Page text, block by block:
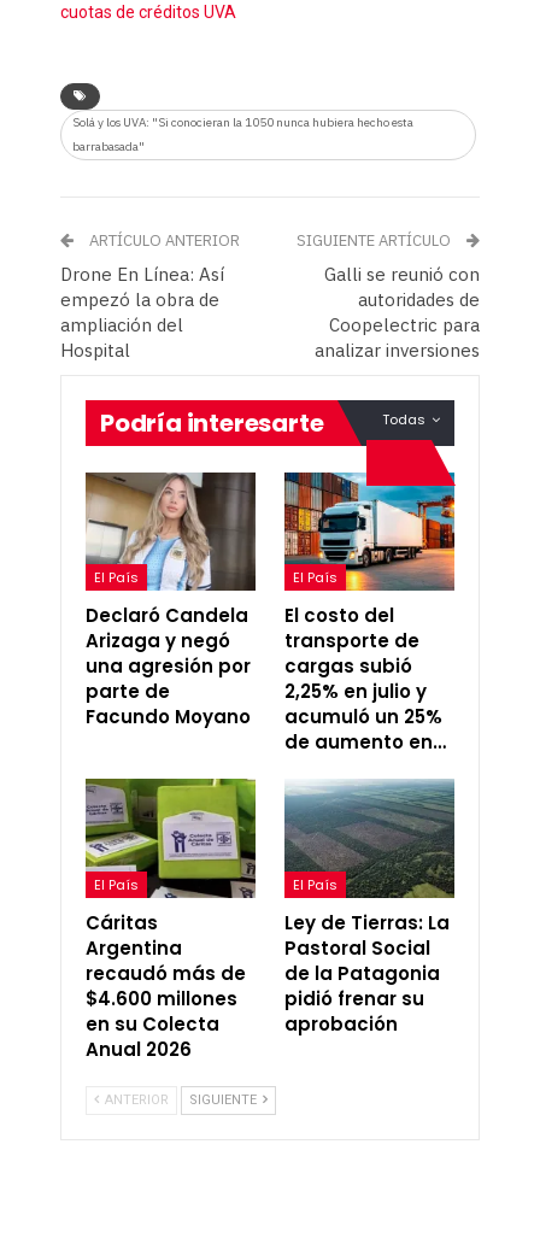
cuotas de créditos UVA
Solá y los UVA: "Si conocieran la 1050 nunca hubiera hecho esta
barrabasada"
ARTÍCULO ANTERIOR
Drone En Línea: Así
empezó la obra de
ampliación del
Hospital
SIGUIENTE ARTÍCULO
Galli se reunió con
autoridades de
Coopelectric para
analizar inversiones
Todas
Podría interesarte
El País
Declaró Candela
Arizaga y negó
una agresión por
parte de
Facundo Moyano
El País
El costo del
transporte de
cargas subió
2,25% en julio y
acumuló un 25%
de aumento en…
El País
Cáritas
Argentina
recaudó más de
$4.600 millones
en su Colecta
Anual 2026
El País
Ley de Tierras: La
Pastoral Social
de la Patagonia
pidió frenar su
aprobación
ANTERIOR SIGUIENTE